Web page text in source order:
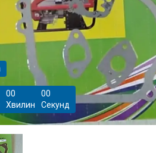
00
Хвилин
00
Секунд